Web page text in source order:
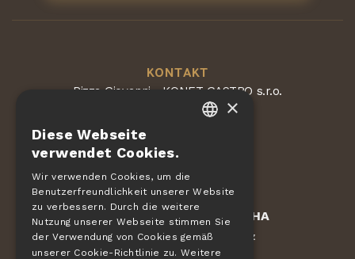
KONTAKT
Pizza Giovanni - KONET GASTRO s.r.o.
Dvorská 168
Tschechische Republik
Geschützt durch reCAPTCHA
Bedingungen - Datenschutz
DE
SLOVAK
×
Diese Webseite
verwendet Cookies.
Wir verwenden Cookies, um die
Benutzerfreundlichkeit unserer Website
zu verbessern. Durch die weitere
Nutzung unserer Webseite stimmen Sie
der Verwendung von Cookies gemäß
unserer Cookie-Richtlinie zu. Weitere